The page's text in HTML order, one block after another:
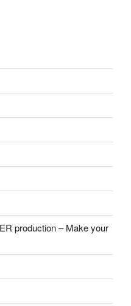
production – Make your